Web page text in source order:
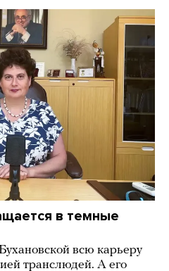
в темные
всю карьеру
транслюдей. А его